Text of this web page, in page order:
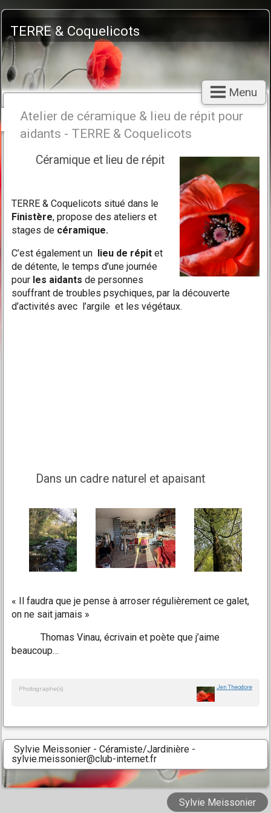
TERRE & Coquelicots
Menu
Atelier de céramique & lieu de répit pour
aidants - TERRE & Coquelicots
Céramique et lieu de répit
TERRE & Coquelicots situé dans le
Finistère, propose des ateliers et
stages de céramique.
C’est également un lieu de répitet
de détente, le temps d’une journée
pour les aidants de personnes
souffrant de troubles psychiques, par la découverte
d’activités avec l’argile et les végétaux.
Dans un cadre naturel et apaisant
« Il faudra que je pense à arroser régulièrement ce galet,
on ne sait jamais »
Thomas Vinau, écrivain et poète que j’aime
beaucoup…
Photographe(s) Jen Theodore
Sylvie Meissonier - Céramiste/Jardinière -
sylvie.meissonier@club-internet.fr
Sylvie Meissonier